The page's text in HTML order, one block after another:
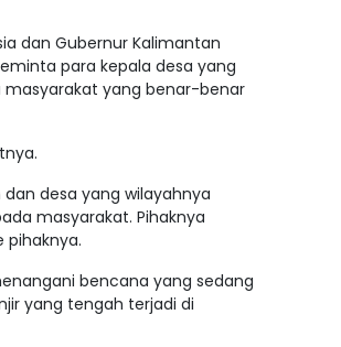
dan Gubernur Kalimantan
para kepala desa yang
yang benar-benar
desa yang wilayahnya
masyarakat. Pihaknya
pihaknya.
bencana yang sedang
yang tengah terjadi di